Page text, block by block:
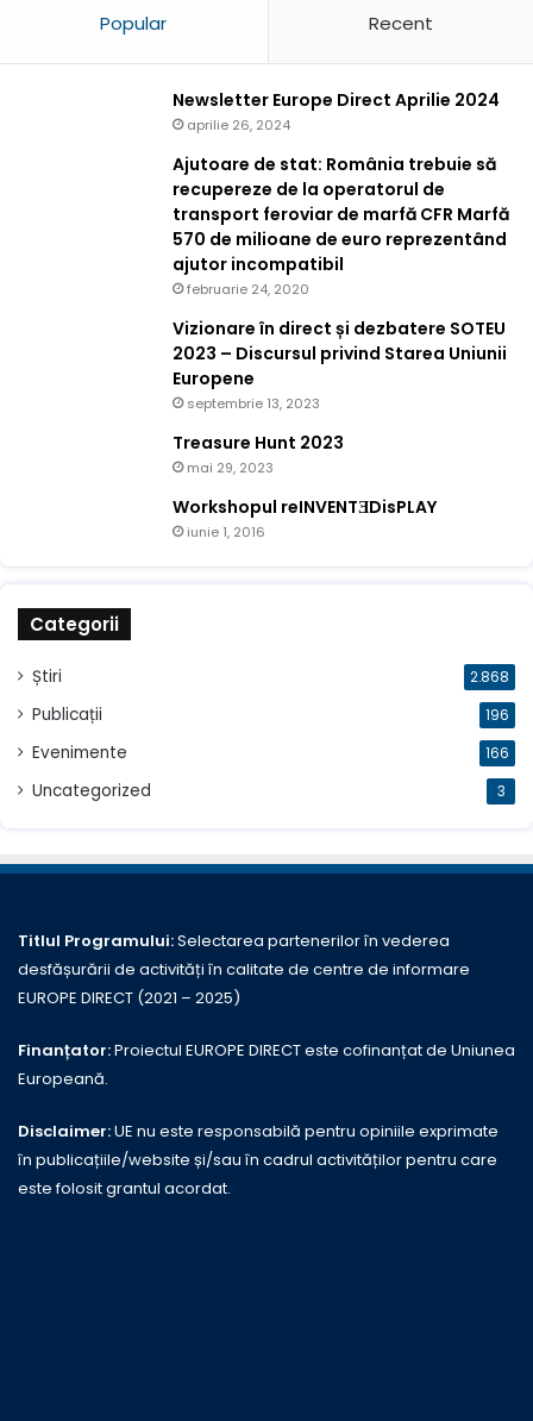
Popular Recent
Newsletter Europe Direct Aprilie 2024
aprilie 26, 2024
Ajutoare de stat: România trebuie să
recupereze de la operatorul de
transport feroviar de marfă CFR Marfă
570 de milioane de euro reprezentând
ajutor incompatibil
februarie 24, 2020
Vizionare în direct și dezbatere SOTEU
2023 – Discursul privind Starea Uniunii
Europene
septembrie 13, 2023
Treasure Hunt 2023
mai 29, 2023
Workshopul reINVENTƎDisPLAY
iunie 1, 2016
Categorii
Știri 2.868
Publicații 196
Evenimente 166
Uncategorized 3
Titlul Programului:Selectarea partenerilor în vederea
desfășurării de activități în calitate de centre de informare
EUROPE DIRECT (2021 – 2025)
Finanțator:Proiectul EUROPE DIRECT este cofinanțat de Uniunea
Europeană.
Disclaimer:UE nu este responsabilă pentru opiniile exprimate
în publicațiile/website și/sau în cadrul activităților pentru care
este folosit grantul acordat.